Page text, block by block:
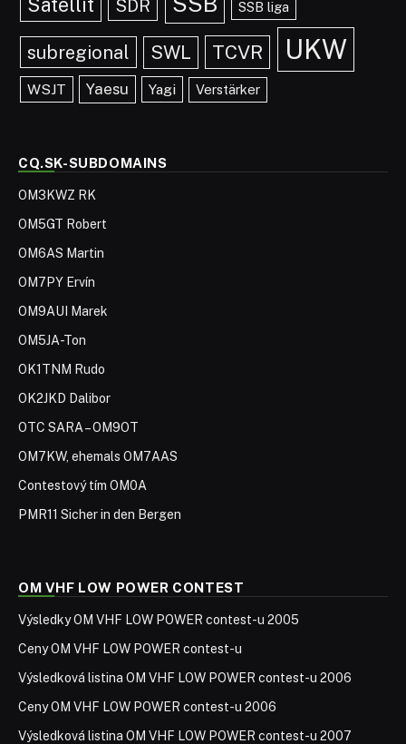
SDR SSB liga
subregional SWL TCVR UKW
WSJT Yaesu Yagi Verstärker
CQ.SK-SUBDOMAINS
OM3KWZ RK
OM5GT Robert
OM6AS Martin
OM7PY Ervín
OM9AUI Marek
OM5JA-Ton
OK1TNM Rudo
OK2JKD Dalibor
OTC SARA – OM9OT
OM7KW, ehemals OM7AAS
Contestový tím OM0A
PMR11 Sicher in den Bergen
OM VHF LOW POWER CONTEST
Výsledky OM VHF LOW POWER contest-u 2005
Ceny OM VHF LOW POWER contest-u
Výsledková listina OM VHF LOW POWER contest-u 2006
Ceny OM VHF LOW POWER contest-u 2006
Výsledková listina OM VHF LOW POWER contest-u 2007